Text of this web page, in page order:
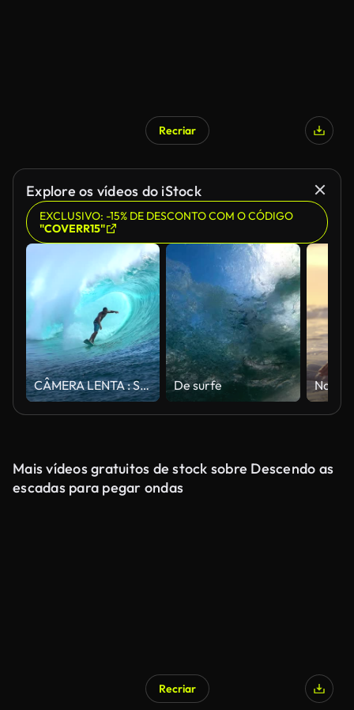
Recriar
Explore os vídeos do iStock
EXCLUSIVO: -15% DE DESCONTO COM O CÓDIGO
"COVERR15"
CÂMERA LENTA : Surfista surfe radical em uma grande boia Tubo de ondas De surfe
Mais vídeos gratuitos de stock sobre Descendo as
escadas para pegar ondas
Recriar